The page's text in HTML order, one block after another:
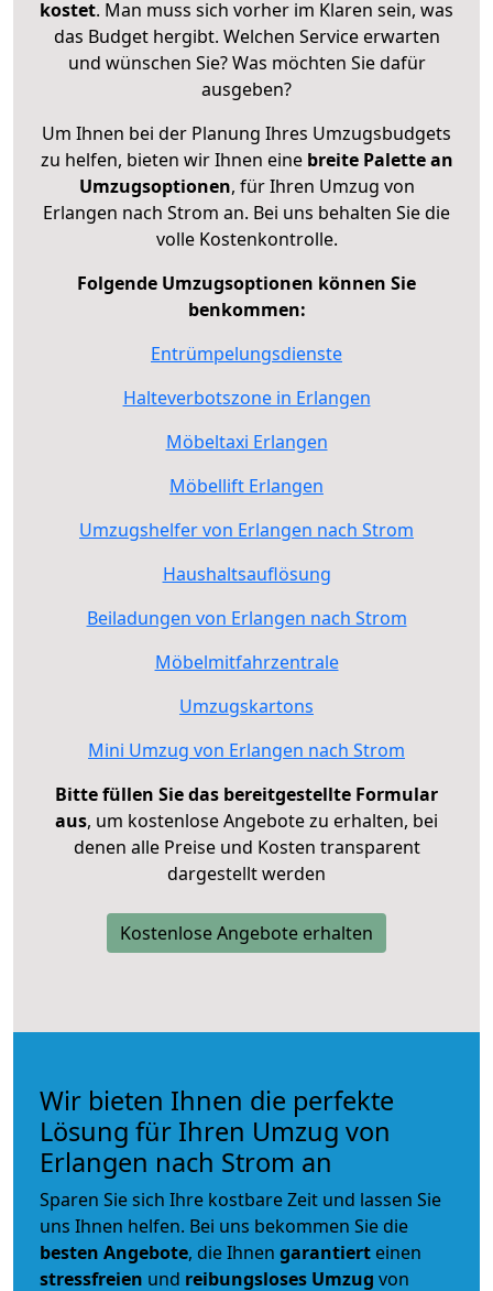
kostet. Man muss sich vorher im Klaren sein, was
das Budget hergibt. Welchen Service erwarten
und wünschen Sie? Was möchten Sie dafür
ausgeben?
Um Ihnen bei der Planung Ihres Umzugsbudgets
zu helfen, bieten wir Ihnen eine breite Palette an
Umzugsoptionen, für Ihren Umzug von
Erlangen nach Strom an. Bei uns behalten Sie die
volle Kostenkontrolle.
Folgende Umzugsoptionen können Sie
benkommen:
Entrümpelungsdienste
Halteverbotszone in Erlangen
Möbeltaxi Erlangen
Möbellift Erlangen
Umzugshelfer von Erlangen nach Strom
Haushaltsauflösung
Beiladungen von Erlangen nach Strom
Möbelmitfahrzentrale
Umzugskartons
Mini Umzug von Erlangen nach Strom
Bitte füllen Sie das bereitgestellte Formular
aus, um kostenlose Angebote zu erhalten, bei
denen alle Preise und Kosten transparent
dargestellt werden
Kostenlose Angebote erhalten
Wir bieten Ihnen die perfekte
Lösung für Ihren Umzug von
Erlangen nach Strom an
Sparen Sie sich Ihre kostbare Zeit und lassen Sie
uns Ihnen helfen. Bei uns bekommen Sie die
besten Angebote, die Ihnen garantiert einen
stressfreien und reibungsloses Umzug von